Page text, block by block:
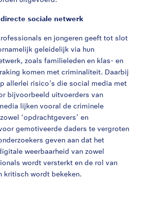
sociale netwerk
en jongeren geeft tot slot
geleidelijk via hun
zoals familieleden en klas- en
komen met criminaliteit. Daarbij
allerlei risico’s die social media met
bijvoorbeeld uitvoerders van
lijken vooral de criminele
‘opdrachtgevers’ en
gemotiveerde daders te vergroten
geven aan dat het
weerbaarheid van zowel
wordt versterkt en de rol van
kritisch wordt bekeken.